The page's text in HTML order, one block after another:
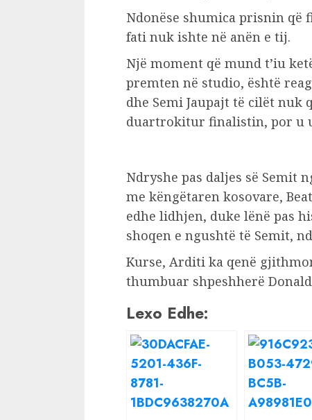
Ndonëse shumica prisnin që
fati nuk ishte në anën e tij.
Një moment që mund t’iu
premten në studio, është
dhe Semi Jaupajt të cilët nuk
duartrokitur finalistin, por u
Ndryshe pas daljes së Semit
me këngëtaren kosovare,
edhe lidhjen, duke lënë pas
shoqen e ngushtë të Semit,
Kurse, Arditi ka qenë
thumbuar shpeshherë
Lexo Edhe: